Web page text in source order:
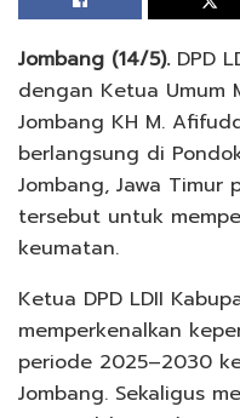
Jombang (14/5).DPD
dengan Ketua Umum
Jombang KH M.
berlangsung di
Jombang, Jawa
tersebut untuk
keumatan.
Ketua DPD LDII
memperkenalkan
periode 2025–2030
Jombang. Sekaligus